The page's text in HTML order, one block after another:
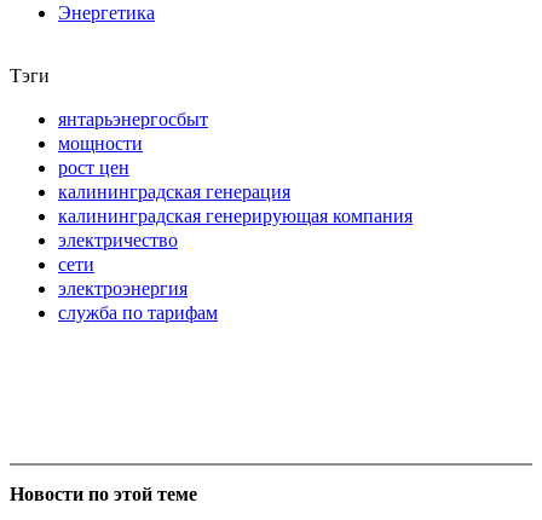
Энергетика
Тэги
янтарьэнергосбыт
мощности
рост цен
калининградская генерация
калининградская генерирующая компания
электричество
сети
электроэнергия
служба по тарифам
Новости по этой теме